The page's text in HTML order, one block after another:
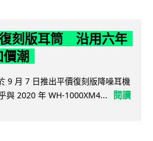
刻版耳筒 沿用六年
潮
9 月 7 日推出平價復刻版降噪耳機
與 2020 年 WH-1000XM4...
閱讀